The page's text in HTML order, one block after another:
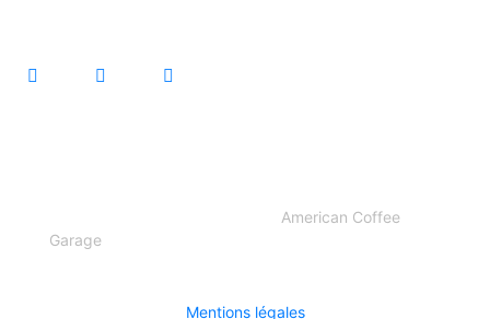
American Coffee
Garage
Mentions légales